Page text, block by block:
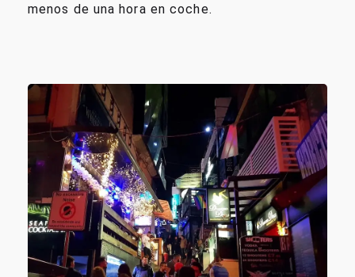
menos de una hora en coche.